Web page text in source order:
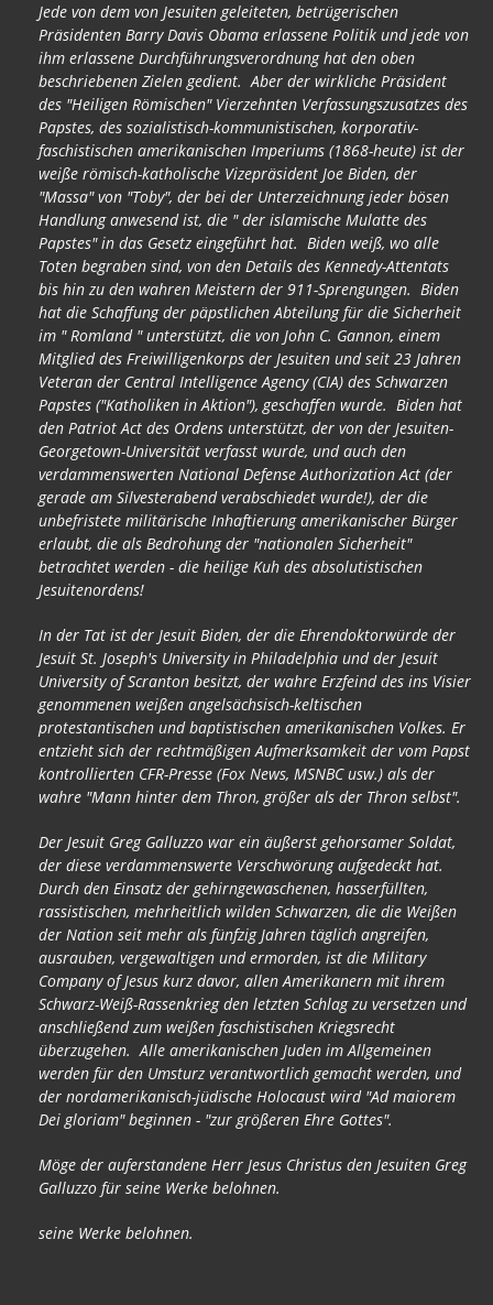
Jede von dem von Jesuiten geleiteten, betrügerischen
Präsidenten Barry Davis Obama erlassene Politik und jede von
ihm erlassene Durchführungsverordnung hat den oben
beschriebenen Zielen gedient. Aber der wirkliche Präsident
des "Heiligen Römischen" Vierzehnten Verfassungszusatzes des
Papstes, des sozialistisch-kommunistischen, korporativ-
faschistischen amerikanischen Imperiums (1868-heute) ist der
weiße römisch-katholische Vizepräsident Joe Biden, der
"Massa" von "Toby", der bei der Unterzeichnung jeder bösen
Handlung anwesend ist, die " der islamische Mulatte des
Papstes" in das Gesetz eingeführt hat. Biden weiß, wo alle
Toten begraben sind, von den Details des Kennedy-Attentats
bis hin zu den wahren Meistern der 911-Sprengungen. Biden
hat die Schaffung der päpstlichen Abteilung für die Sicherheit
im " Romland " unterstützt, die von John C. Gannon, einem
Mitglied des Freiwilligenkorps der Jesuiten und seit 23 Jahren
Veteran der Central Intelligence Agency (CIA) des Schwarzen
Papstes ("Katholiken in Aktion"), geschaffen wurde. Biden hat
den Patriot Act des Ordens unterstützt, der von der Jesuiten-
Georgetown-Universität verfasst wurde, und auch den
verdammenswerten National Defense Authorization Act (der
gerade am Silvesterabend verabschiedet wurde!), der die
unbefristete militärische Inhaftierung amerikanischer Bürger
erlaubt, die als Bedrohung der "nationalen Sicherheit"
betrachtet werden - die heilige Kuh des absolutistischen
Jesuitenordens!
In der Tat ist der Jesuit Biden, der die Ehrendoktorwürde der
Jesuit St. Joseph's University in Philadelphia und der Jesuit
University of Scranton besitzt, der wahre Erzfeind des ins Visier
genommenen weißen angelsächsisch-keltischen
protestantischen und baptistischen amerikanischen Volkes. Er
entzieht sich der rechtmäßigen Aufmerksamkeit der vom Papst
kontrollierten CFR-Presse (Fox News, MSNBC usw.) als der
wahre "Mann hinter dem Thron, größer als der Thron selbst".
Der Jesuit Greg Galluzzo war ein äußerst gehorsamer Soldat,
der diese verdammenswerte Verschwörung aufgedeckt hat.
Durch den Einsatz der gehirngewaschenen, hasserfüllten,
rassistischen, mehrheitlich wilden Schwarzen, die die Weißen
der Nation seit mehr als fünfzig Jahren täglich angreifen,
ausrauben, vergewaltigen und ermorden, ist die Military
Company of Jesus kurz davor, allen Amerikanern mit ihrem
Schwarz-Weiß-Rassenkrieg den letzten Schlag zu versetzen und
anschließend zum weißen faschistischen Kriegsrecht
überzugehen. Alle amerikanischen Juden im Allgemeinen
werden für den Umsturz verantwortlich gemacht werden, und
der nordamerikanisch-jüdische Holocaust wird "Ad maiorem
Dei gloriam" beginnen - "zur größeren Ehre Gottes".
Möge der auferstandene Herr Jesus Christus den Jesuiten Greg
Galluzzo für seine Werke belohnen.
seine Werke belohnen.